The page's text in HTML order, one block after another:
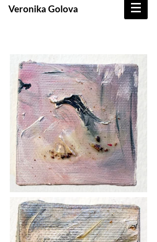
Veronika Golova